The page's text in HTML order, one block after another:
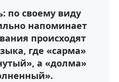
по своему виду
напоминает
происходят
где «сарма»
а «долма»